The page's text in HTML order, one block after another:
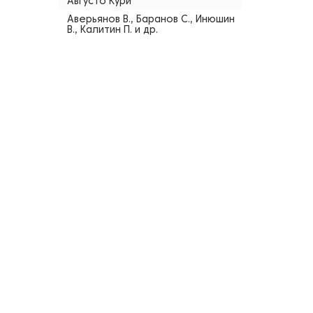
Аверьянов В., Баранов С., Инюшин
В., Калитин П. и др.